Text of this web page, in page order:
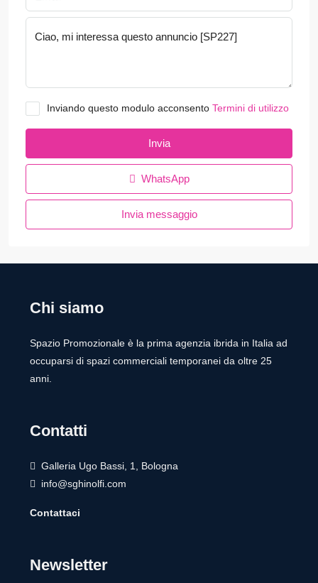
Inviando questo modulo acconsento Termini di utilizzo
Invia
WhatsApp
Invia messaggio
Chi siamo
Spazio Promozionale è la prima agenzia ibrida in Italia ad
occuparsi di spazi commerciali temporanei da oltre 25
anni.
Contatti
Galleria Ugo Bassi, 1, Bologna
info@sghinolfi.com
Contattaci
Newsletter